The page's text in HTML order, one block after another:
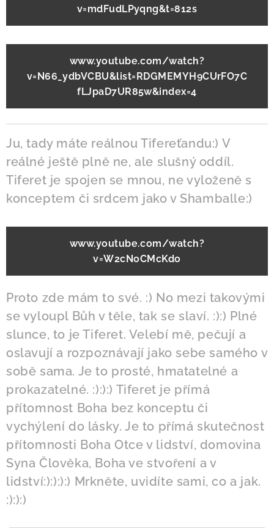
v=mdFudLPyqng&t=812s
www.youtube.com/watch?
v=N66_ydbVCBU&list=RDGMEMYH9CUrFO7C
fLJpaD7UR85w&index=4
Ju, tady máte reálnou Tifereťandu:) V
reálné ještě plně ne, ale slušný oddíl.
Tiferet je spojen se mnou, ne vyloženě s
konceptem či srdcem jako v Shamballe:)
www.youtube.com/watch?
v=W2cNoCMcKdo
Proto zde mám to své. :) No mezi takovými
se vyloupl Bůh v těle, tak se slaví. :):) Plné
slunce, to je Tiferet. Velebí mě, pečují a
oslavují a rozpoznávají jako sebe samého v
sobě sama. Je to prosté, hmatatelné a
prokazatelné. :):):) Tiferet je přímá
přítomnost Boha bez konceptu či
vychýlení do lásky. Je to přímá skutečnost
přítomnosti Boha Otce v lidství, domovina
Syna Člověka, Boha ve stvoření a v
lidství:):):):) Mrkněte, uvidíte sami, co a jak.
:):):)